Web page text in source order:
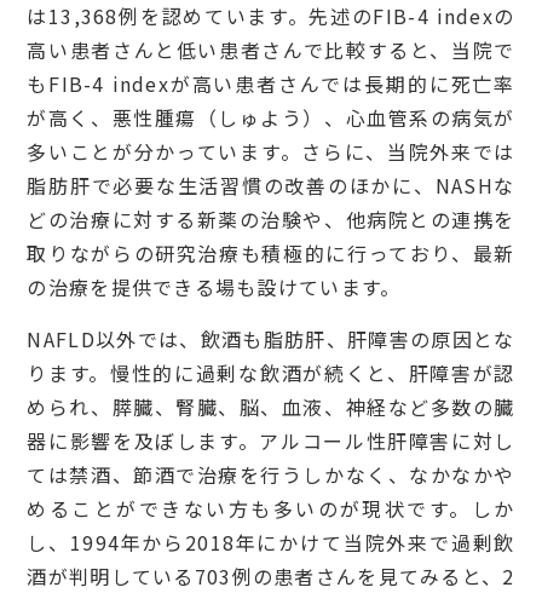
は13,368例を認めています。先述のFIB-4 indexの
高い患者さんと低い患者さんで比較すると、当院で
もFIB-4 indexが高い患者さんでは長期的に死亡率
が高く、悪性腫瘍（しゅよう）、心血管系の病気が
多いことが分かっています。さらに、当院外来では
脂肪肝で必要な生活習慣の改善のほかに、NASHな
どの治療に対する新薬の治験や、他病院との連携を
取りながらの研究治療も積極的に行っており、最新
の治療を提供できる場も設けています。
NAFLD以外では、飲酒も脂肪肝、肝障害の原因とな
ります。慢性的に過剰な飲酒が続くと、肝障害が認
められ、膵臓、腎臓、脳、血液、神経など多数の臓
器に影響を及ぼします。アルコール性肝障害に対し
ては禁酒、節酒で治療を行うしかなく、なかなかや
めることができない方も多いのが現状です。しか
し、1994年から2018年にかけて当院外来で過剰飲
酒が判明している703例の患者さんを見てみると、2